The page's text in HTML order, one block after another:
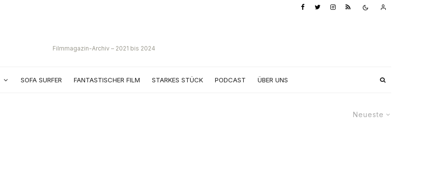
Filmmagazin-Archiv – 2021 bis 2024
SOFA SURFER FANTASTISCHER FILM STARKES STÜCK PODCAST ÜBER UNS
Neueste